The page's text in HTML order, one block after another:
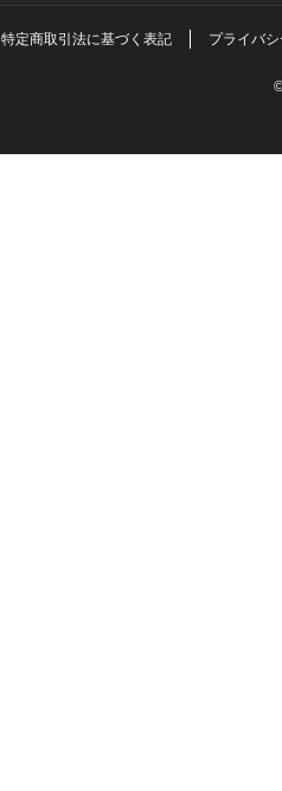
特定商取引法に基づく表記 プライバ